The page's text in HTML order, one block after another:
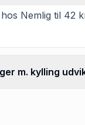
Nemlig til 42
m. kylling